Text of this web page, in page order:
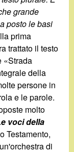
grande
posto le basi
prima
trattato il testo
«Strada
della
persone in
e le parole.
molto
voci della
Testamento,
di